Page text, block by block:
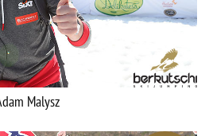
Malysz